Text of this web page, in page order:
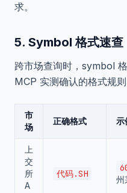
求。
5. Symbol 格式速查
跨市场查询时，symbol
MCP 实测确认的格式规则
市
场
正确格式 示
上
交
所
A
代码.SH
州